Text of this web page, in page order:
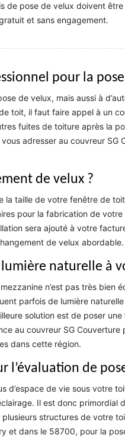
de pose de velux doivent
et sans engagement.
pour la
de velux, mais aussi à
toit, il faut faire appel à un
fuites de toiture après la
adresser au couvreur SG
de velux ?
taille de votre fenêtre de
pour la fabrication de
sera ajouté à votre
de velux
naturelle à
n’est pas très bien
parfois de lumière
solution est de poser
au couvreur SG Couverture
dans cette région.
l’évaluation de
de vie sous votre
Il est donc primordial
structures de votre
et dans le 58700, pour la